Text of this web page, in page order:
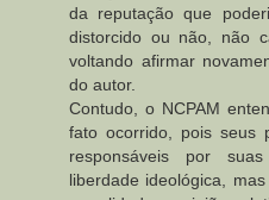
da reputação que
distorcido ou não, não
voltando afirmar
do autor.
Contudo, o NCPAM
fato ocorrido, pois seus
responsáveis por
liberdade ideológica,